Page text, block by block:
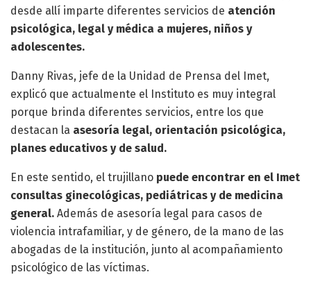
desde allí imparte diferentes servicios de atención
psicológica, legal y médica a mujeres, niños y
adolescentes.
Danny Rivas, jefe de la Unidad de Prensa del Imet,
explicó que actualmente el Instituto es muy integral
porque brinda diferentes servicios, entre los que
destacan la asesoría legal, orientación psicológica,
planes educativos y de salud.
En este sentido, el trujillano puede encontrar en el Imet
consultas ginecológicas, pediátricas y de medicina
general. Además de asesoría legal para casos de
violencia intrafamiliar, y de género, de la mano de las
abogadas de la institución, junto al acompañamiento
psicológico de las víctimas.